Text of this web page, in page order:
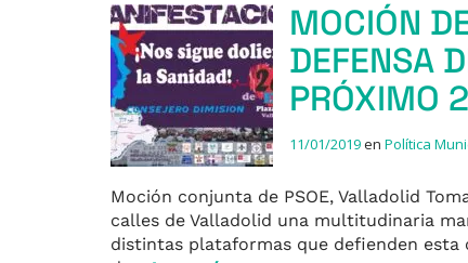
MOCIÓN
DEFENSA
PRÓXIMO
11/01/2019en Política
Moción conjunta de PSOE, Valladolid
calles de Valladolid una multitudinaria
distintas plataformas que defienden esta